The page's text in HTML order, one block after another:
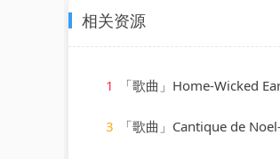
相关资源
1 「歌曲」Home-Wicked
3 「歌曲」Cantique de Noel-